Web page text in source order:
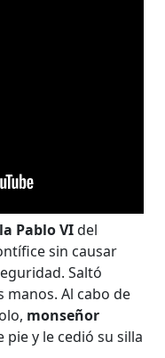
Pablo VIdel
sin causar
Saltó
manos. Al cabo de
monseñor
pie y le cedió su silla